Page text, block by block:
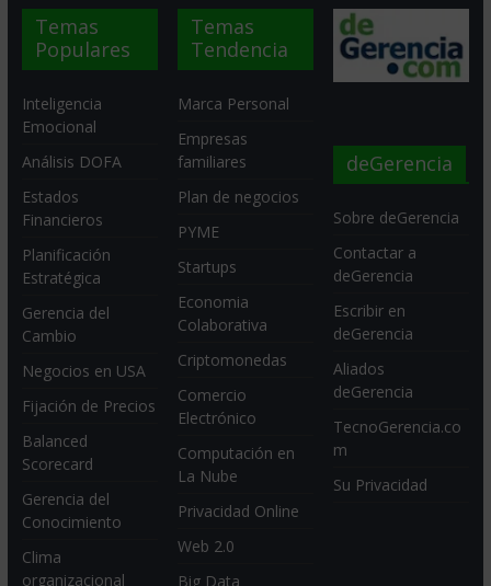
Temas
Populares
Inteligencia
Emocional
Análisis DOFA
Estados
Financieros
Planificación
Estratégica
Gerencia del
Cambio
Negocios en USA
Fijación de Precios
Balanced
Scorecard
Gerencia del
Conocimiento
Clima
organizacional
Temas
Tendencia
Marca Personal
Empresas
familiares
Plan de negocios
PYME
Startups
Economia
Colaborativa
Criptomonedas
Comercio
Electrónico
Computación en
La Nube
Privacidad Online
Web 2.0
Big Data
deGerencia
Sobre deGerencia
Contactar a
deGerencia
Escribir en
deGerencia
Aliados
deGerencia
TecnoGerencia.co
m
Su Privacidad